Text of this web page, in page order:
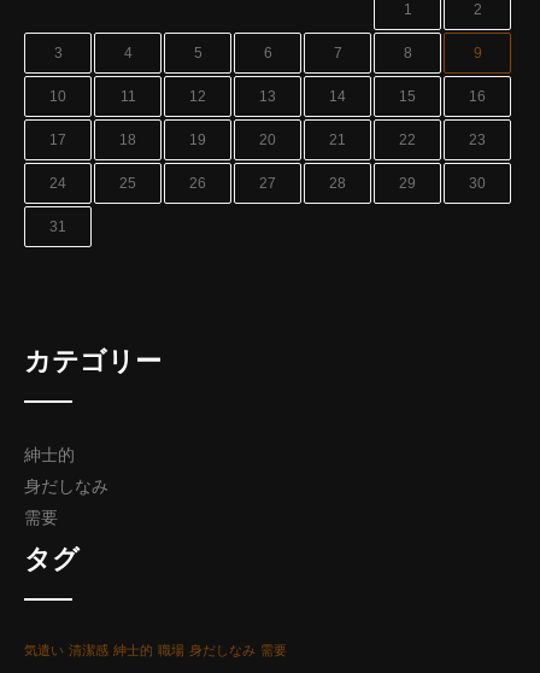
1 2
3 4 5 6 7 8 9
10 11 12 13 14 15 16
17 18 19 20 21 22 23
24 25 26 27 28 29 30
31
カテゴリー
紳士的
身だしなみ
需要
タグ
気遣い 清潔感 紳士的 職場 身だしなみ 需要